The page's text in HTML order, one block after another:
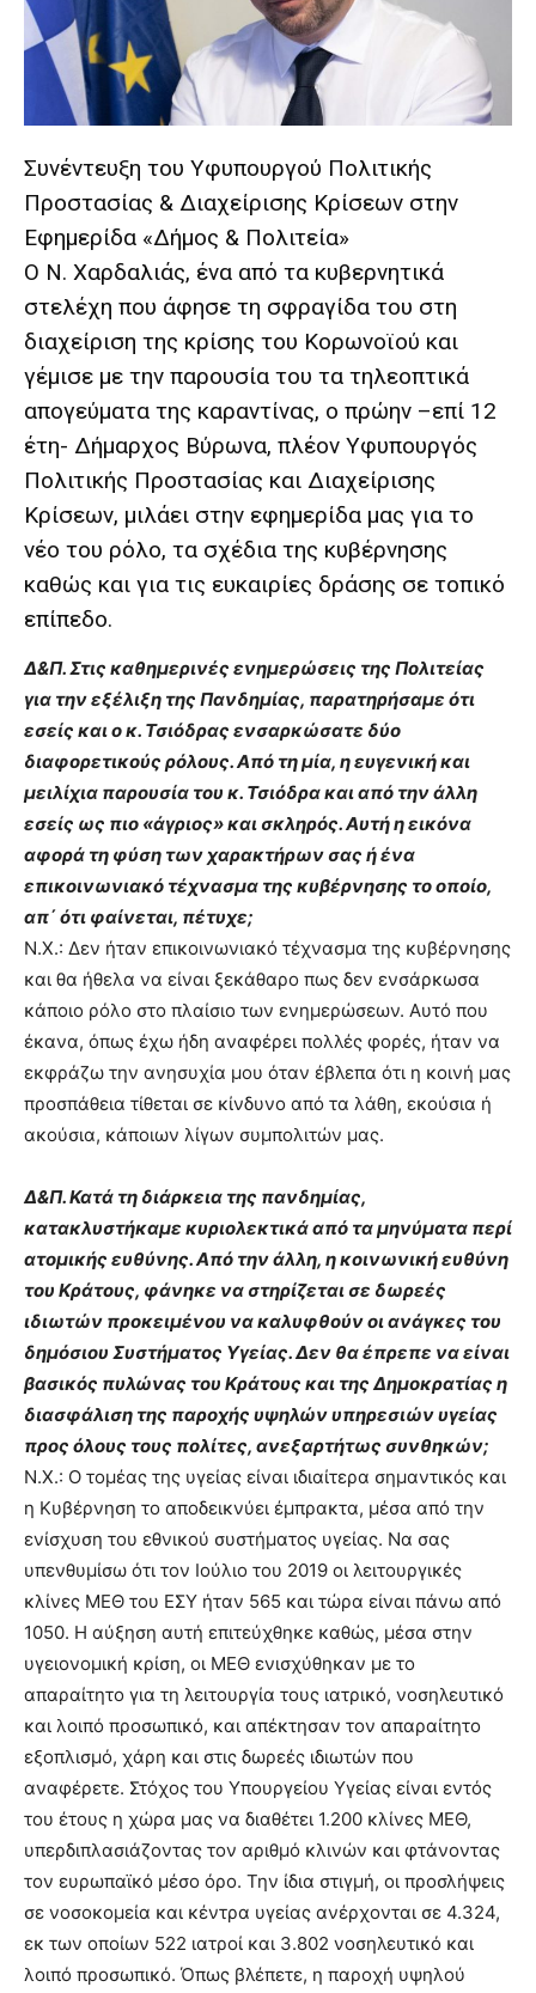
lyons
teaches
you
meaning
of
pornhun
hd
porn
Συνέντευξη του Υφυπουργού Πολιτικής
Προστασίας & Διαχείρισης Κρίσεων στην
Εφηµερίδα «Δήµος & Πολιτεία»
Ο Ν. Χαρδαλιάς, ένα από τα κυβερνητικά
στελέχη που άφησε τη σφραγίδα του στη
διαχείριση της κρίσης του Κορωνοϊού και
γέμισε με την παρουσία του τα τηλεοπτικά
απογεύματα της καραντίνας, ο πρώην –επί 12
έτη- Δήμαρχος Βύρωνα, πλέον Υφυπουργός
Πολιτικής Προστασίας και Διαχείρισης
Κρίσεων, μιλάει στην εφημερίδα μας για το
νέο του ρόλο, τα σχέδια της κυβέρνησης
καθώς και για τις ευκαιρίες δράσης σε τοπικό
επίπεδο.
Δ&Π. Στις καθημερινές ενημερώσεις της Πολιτείας
για την εξέλιξη της Πανδημίας, παρατηρήσαμε ότι
εσείς και ο κ. Τσιόδρας ενσαρκώσατε δύο
διαφορετικούς ρόλους. Από τη μία, η ευγενική και
μειλίχια παρουσία του κ. Τσιόδρα και από την άλλη
εσείς ως πιο «άγριος» και σκληρός. Αυτή η εικόνα
αφορά τη φύση των χαρακτήρων σας ή ένα
επικοινωνιακό τέχνασμα της κυβέρνησης το οποίο,
απ΄ ότι φαίνεται, πέτυχε;
Ν.Χ.: Δεν ήταν επικοινωνιακό τέχνασμα της κυβέρνησης
και θα ήθελα να είναι ξεκάθαρο πως δεν ενσάρκωσα
κάποιο ρόλο στο πλαίσιο των ενημερώσεων. Αυτό που
έκανα, όπως έχω ήδη αναφέρει πολλές φορές, ήταν να
εκφράζω την ανησυχία μου όταν έβλεπα ότι η κοινή μας
προσπάθεια τίθεται σε κίνδυνο από τα λάθη, εκούσια ή
ακούσια, κάποιων λίγων συμπολιτών μας.
Δ&Π. Κατά τη διάρκεια της πανδημίας,
κατακλυστήκαμε κυριολεκτικά από τα μηνύματα περί
ατομικής ευθύνης. Από την άλλη, η κοινωνική ευθύνη
του Κράτους, φάνηκε να στηρίζεται σε δωρεές
ιδιωτών προκειμένου να καλυφθούν οι ανάγκες του
δημόσιου Συστήματος Υγείας. Δεν θα έπρεπε να είναι
βασικός πυλώνας του Κράτους και της Δημοκρατίας η
διασφάλιση της παροχής υψηλών υπηρεσιών υγείας
προς όλους τους πολίτες, ανεξαρτήτως συνθηκών;
Ν.Χ.: Ο τομέας της υγείας είναι ιδιαίτερα σημαντικός και
η Κυβέρνηση το αποδεικνύει έμπρακτα, μέσα από την
ενίσχυση του εθνικού συστήματος υγείας. Να σας
υπενθυμίσω ότι τον Ιούλιο του 2019 οι λειτουργικές
κλίνες ΜΕΘ του ΕΣΥ ήταν 565 και τώρα είναι πάνω από
1050. Η αύξηση αυτή επιτεύχθηκε καθώς, μέσα στην
υγειονομική κρίση, οι ΜΕΘ ενισχύθηκαν με το
απαραίτητο για τη λειτουργία τους ιατρικό, νοσηλευτικό
και λοιπό προσωπικό, και απέκτησαν τον απαραίτητο
εξοπλισμό, χάρη και στις δωρεές ιδιωτών που
αναφέρετε. Στόχος του Υπουργείου Υγείας είναι εντός
του έτους η χώρα μας να διαθέτει 1.200 κλίνες ΜΕΘ,
υπερδιπλασιάζοντας τον αριθμό κλινών και φτάνοντας
τον ευρωπαϊκό μέσο όρο. Την ίδια στιγμή, οι προσλήψεις
σε νοσοκομεία και κέντρα υγείας ανέρχονται σε 4.324,
εκ των οποίων 522 ιατροί και 3.802 νοσηλευτικό και
λοιπό προσωπικό. Όπως βλέπετε, η παροχή υψηλού